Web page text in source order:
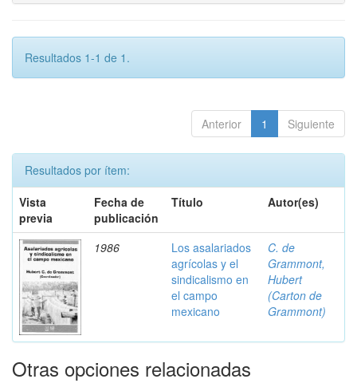
Resultados 1-1 de 1.
Anterior 1 Siguiente
Resultados por ítem:
Vista
previa
Fecha de
publicación
Título Autor(es)
1986
Los asalariados
agrícolas y el
sindicalismo en
el campo
mexicano
C. de
Grammont,
Hubert
(Carton de
Grammont)
Otras opciones relacionadas